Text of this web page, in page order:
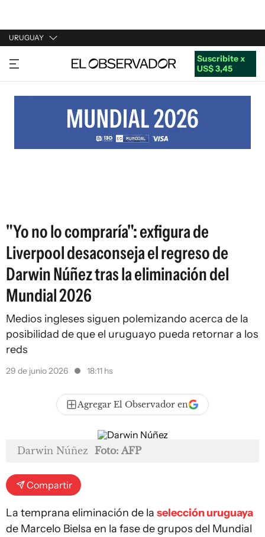
URUGUAY
URUGUAY
ARGENTINA
ESTADOS UNIDOS
Suscribite x
US$ 3,45
"Yo no lo compraría": exfigura de
Liverpool desaconseja el regreso de
Darwin Núñez tras la eliminación del
Mundial 2026
Medios ingleses siguen polemizando acerca de la
posibilidad de que el uruguayo pueda retornar a los
reds
29 de junio 2026 18:11 hs
Agregar El Observador en
Darwin Núñez Foto: AFP
Compartir
La temprana eliminación de la selección uruguaya
de Marcelo Bielsa en la fase de grupos del Mundial